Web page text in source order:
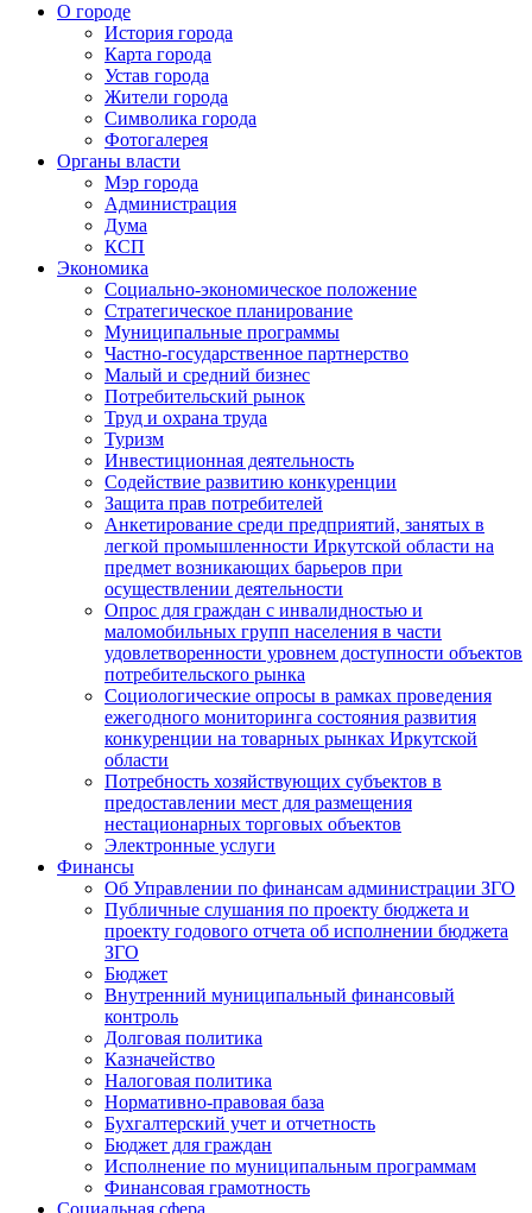
О городе
История города
Карта города
Устав города
Жители города
Символика города
Фотогалерея
Органы власти
Мэр города
Администрация
Дума
КСП
Экономика
Социально-экономическое положение
Стратегическое планирование
Муниципальные программы
Частно-государственное партнерство
Малый и средний бизнес
Потребительский рынок
Труд и охрана труда
Туризм
Инвестиционная деятельность
Содействие развитию конкуренции
Защита прав потребителей
Анкетирование среди предприятий, занятых в
легкой промышленности Иркутской области на
предмет возникающих барьеров при
осуществлении деятельности
Опрос для граждан с инвалидностью и
маломобильных групп населения в части
удовлетворенности уровнем доступности объектов
потребительского рынка
Социологические опросы в рамках проведения
ежегодного мониторинга состояния развития
конкуренции на товарных рынках Иркутской
области
Потребность хозяйствующих субъектов в
предоставлении мест для размещения
нестационарных торговых объектов
Электронные услуги
Финансы
Об Управлении по финансам администрации ЗГО
Публичные слушания по проекту бюджета и
проекту годового отчета об исполнении бюджета
ЗГО
Бюджет
Внутренний муниципальный финансовый
контроль
Долговая политика
Казначейство
Налоговая политика
Нормативно-правовая база
Бухгалтерский учет и отчетность
Бюджет для граждан
Исполнение по муниципальным программам
Финансовая грамотность
Социальная сфера